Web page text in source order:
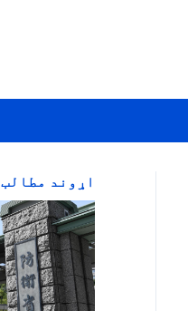
اړوند مطالب